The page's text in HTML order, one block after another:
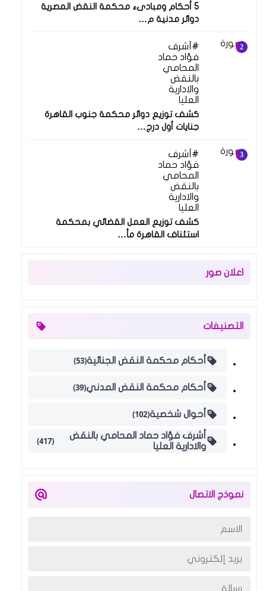
5 أحكام ومبادىء محكمة النقض المصرية
دوائر مدنية م…
أشرف
فؤاد حماد
المحامي
بالنقض
والادارية
العليا
كشف توزيع دوائر محكمة جنوب القاهرة
جنايات أول درج…
أشرف
فؤاد حماد
المحامي
بالنقض
والادارية
العليا
كشف توزيع العمل القضائي بمحكمة
استئناف القاهرة مأ…
اعلان صور
التصنيفات
أحكام محكمة النقض الجنائية(53)
أحكام محكمة النقض المدني(39)
أحوال شخصية(102)
أشرف فؤاد حماد المحامي بالنقض
والادارية العليا
(417)
نموذج الاتصال